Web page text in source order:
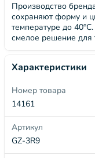
Производство
сохраняют форму и
температуре до
смелое решение для
Характеристики
Номер товара
14161
Артикул
GZ-3R9